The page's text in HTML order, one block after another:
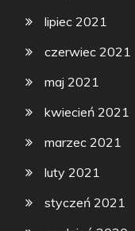
lipiec 2021
czerwiec 2021
maj 2021
kwiecień 2021
marzec 2021
luty 2021
styczeń 2021